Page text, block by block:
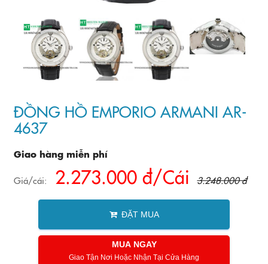
ĐỒNG HỒ EMPORIO ARMANI AR-
4637
Giao hàng miễn phí
Giá/cái: 2.273.000 đ/Cái 3.248.000 đ
ĐẶT MUA
MUA NGAY
Giao Tận Nơi Hoặc Nhận Tại Cửa Hàng